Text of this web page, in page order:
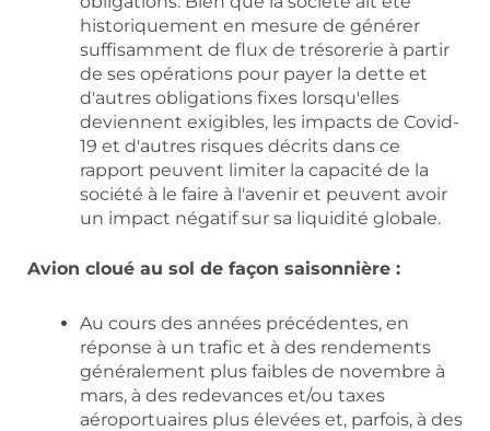
historiquement en mesure de générer
suffisamment de flux de trésorerie à partir
de ses opérations pour payer la dette et
d'autres obligations fixes lorsqu'elles
deviennent exigibles, les impacts de Covid-
19 et d'autres risques décrits dans ce
rapport peuvent limiter la capacité de la
société à le faire à l'avenir et peuvent avoir
un impact négatif sur sa liquidité globale.
Avion cloué au sol de façon saisonnière :
Au cours des années précédentes, en
réponse à un trafic et à des rendements
généralement plus faibles de novembre à
mars, à des redevances et/ou taxes
aéroportuaires plus élevées et, parfois, à des